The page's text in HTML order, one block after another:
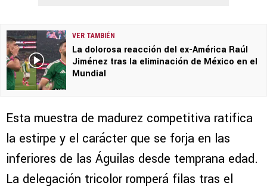
VER TAMBIÉN
La dolorosa reacción del ex-América Raúl
Jiménez tras la eliminación de México en el
Mundial
Esta muestra de madurez competitiva ratifica
la estirpe y el carácter que se forja en las
inferiores de las Águilas desde temprana edad.
La delegación tricolor romperá filas tras el